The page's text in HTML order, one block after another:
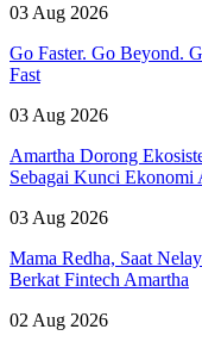
03 Aug 2026
Go Faster. Go Beyond.
Fast
03 Aug 2026
Amartha Dorong
Sebagai Kunci Ekonomi
03 Aug 2026
Mama Redha, Saat
Berkat Fintech Amartha
02 Aug 2026